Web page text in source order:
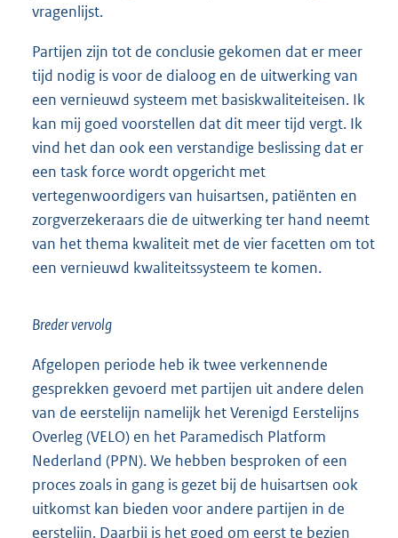
vragenlijst.
Partijen zijn tot de conclusie gekomen dat er meer
tijd nodig is voor de dialoog en de uitwerking van
een vernieuwd systeem met basiskwaliteiteisen. Ik
kan mij goed voorstellen dat dit meer tijd vergt. Ik
vind het dan ook een verstandige beslissing dat er
een task force wordt opgericht met
vertegenwoordigers van huisartsen, patiënten en
zorgverzekeraars die de uitwerking ter hand neemt
van het thema kwaliteit met de vier facetten om tot
een vernieuwd kwaliteitssysteem te komen.
Breder vervolg
Afgelopen periode heb ik twee verkennende
gesprekken gevoerd met partijen uit andere delen
van de eerstelijn namelijk het Verenigd Eerstelijns
Overleg (VELO) en het Paramedisch Platform
Nederland (PPN). We hebben besproken of een
proces zoals in gang is gezet bij de huisartsen ook
uitkomst kan bieden voor andere partijen in de
eerstelijn. Daarbij is het goed om eerst te bezien